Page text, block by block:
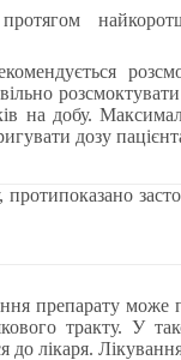
на добу.
дозу
препарату
тракту. У
до лікаря.